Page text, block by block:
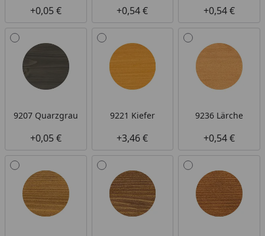
+0,05 € +0,54 € +0,54 €
9207 Quarzgrau
+0,05 €
9221 Kiefer
+3,46 €
9236 Lärche
+0,54 €